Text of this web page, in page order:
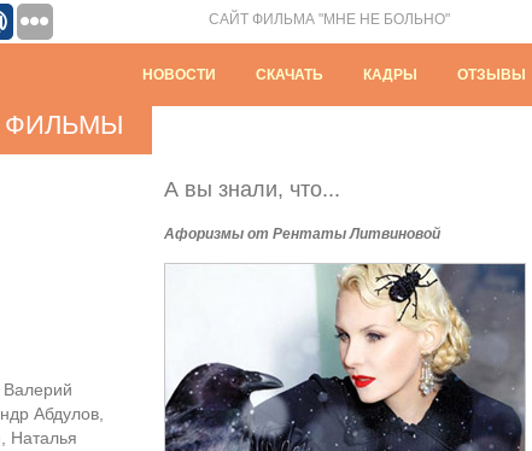
САЙТ ФИЛЬМА "МНЕ НЕ БОЛЬНО"
НОВОСТИ СКАЧАТЬ КАДРЫ ОТЗЫВЫ
ФИЛЬМЫ
Абдулов,
Наталья
А вы знали, что...
Афоризмы от Рентаты Литвиновой